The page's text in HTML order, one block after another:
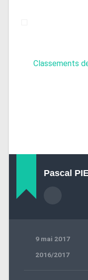
Classements
Pascal
9 mai 2017
2016/2017